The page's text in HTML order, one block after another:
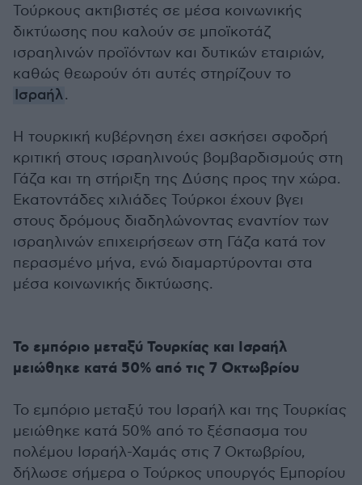
Τούρκους ακτιβιστές σε μέσα κοινωνικής
δικτύωσης που καλούν σε μποϊκοτάζ
ισραηλινών προϊόντων και δυτικών εταιριών,
καθώς θεωρούν ότι αυτές στηρίζουν το
Ισραήλ.
Η τουρκική κυβέρνηση έχει ασκήσει σφοδρή
κριτική στους ισραηλινούς βομβαρδισμούς στη
Γάζα και τη στήριξη της Δύσης προς την χώρα.
Εκατοντάδες χιλιάδες Τούρκοι έχουν βγει
στους δρόμους διαδηλώνοντας εναντίον των
ισραηλινών επιχειρήσεων στη Γάζα κατά τον
περασμένο μήνα, ενώ διαμαρτύρονται στα
μέσα κοινωνικής δικτύωσης.
Το εμπόριο μεταξύ Τουρκίας και Ισραήλ
μειώθηκε κατά 50% από τις 7 Οκτωβρίου
Το εμπόριο μεταξύ του Ισραήλ και της Τουρκίας
μειώθηκε κατά 50% από το ξέσπασμα του
πολέμου Ισραήλ-Χαμάς στις 7 Οκτωβρίου,
δήλωσε σήμερα ο Τούρκος υπουργός Εμπορίου